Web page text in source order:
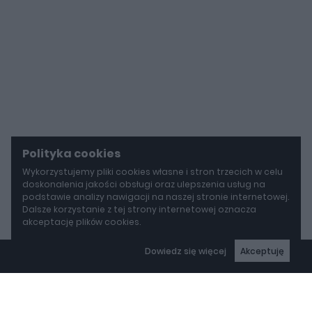
Polityka cookies
Wykorzystujemy pliki cookies własne i stron trzecich w celu
doskonalenia jakości obsługi oraz ulepszenia usług na
podstawie analizy nawigacji na naszej stronie internetowej.
Dalsze korzystanie z tej strony internetowej oznacza
akceptację plików cookies.
Dowiedz się więcej Akceptuję